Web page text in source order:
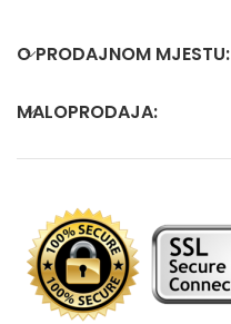
O PRODAJNOM MJESTU:
MALOPRODAJA: